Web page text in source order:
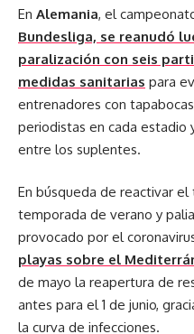
En Alemania, el
Bundesliga, se reanudó
paralización con seis
medidas sanitarias para
entrenadores con
periodistas en cada estadio
entre los suplentes.
En búsqueda de reactivar el
temporada de verano y
provocado por el
playas sobre el
de mayo la reapertura de
antes para el 1 de junio,
la curva de infecciones.